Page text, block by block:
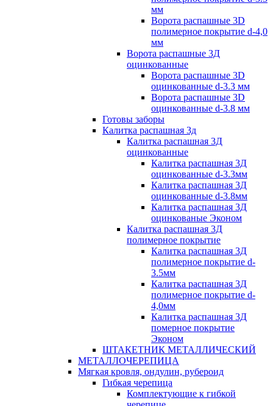
мм
Ворота распашные 3D
полимерное покрытие d-4,0
мм
Ворота распашные 3Д
оцинкованные
Ворота распашные 3D
оцинкованные d-3.3 мм
Ворота распашные 3D
оцинкованные d-3.8 мм
Готовы заборы
Калитка распашная 3д
Калитка распашная 3Д
оцинкованные
Калитка распашная 3Д
оцинкованные d-3.3мм
Калитка распашная 3Д
оцинкованные d-3.8мм
Калитка распашная 3Д
оцинкованые Эконом
Калитка распашная 3Д
полимерное покрытие
Калитка распашная 3Д
полимерное покрытие d-
3.5мм
Калитка распашная 3Д
полимерное покрытие d-
4,0мм
Калитка распашная 3Д
померное покрытие
Эконом
ШТАКЕТНИК МЕТАЛЛИЧЕСКИЙ
МЕТАЛЛОЧЕРЕПИЦА
Мягкая кровля, ондулин, рубероид
Гибкая черепица
Комплектующие к гибкой